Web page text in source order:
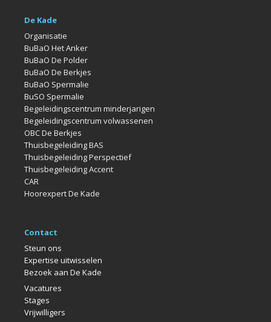
De Kade
Organisatie
BuBaO Het Anker
BuBaO De Polder
BuBaO De Berkjes
BuBaO Spermalie
BuSO Spermalie
Begeleidingscentrum minderjarigen
Begeleidingscentrum volwassenen
OBC De Berkjes
Thuisbegeleiding BAS
Thuisbegeleiding Perspectief
Thuisbegeleiding Accent
CAR
Hoorexpert De Kade
Contact
Steun ons
Expertise uitwisselen
Bezoek aan De Kade
Vacatures
Stages
Vrijwilligers